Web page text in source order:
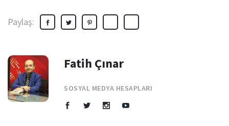
Paylaş:
Fatih Çınar
SOSYAL MEDYA HESAPLARI